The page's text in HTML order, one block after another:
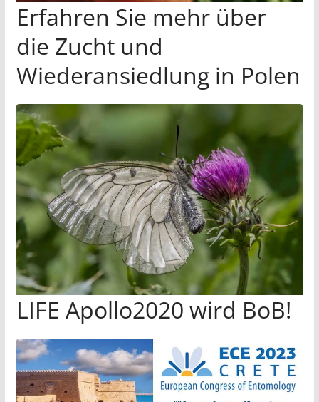
Erfahren Sie mehr über
die Zucht und
Wiederansiedlung in Polen
LIFE Apollo2020 wird BoB!